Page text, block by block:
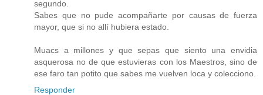
segundo.
Sabes que no pude acompañarte por causas de fuerza
mayor, que si no allí hubiera estado.
Muacs a millones y que sepas que siento una envidia
asquerosa no de que estuvieras con los Maestros, sino de
ese faro tan potito que sabes me vuelven loca y colecciono.
Responder